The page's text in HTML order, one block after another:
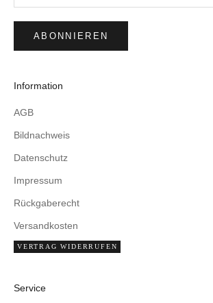
ABONNIEREN
Information
AGB
Bildnachweis
Datenschutz
Impressum
Rückgaberecht
Versandkosten
VERTRAG WIDERRUFEN
Service